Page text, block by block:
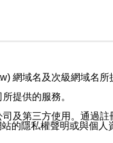
網域名及次級網域名
提供的服務。
及第三方使用。通過
的隱私權聲明或與個